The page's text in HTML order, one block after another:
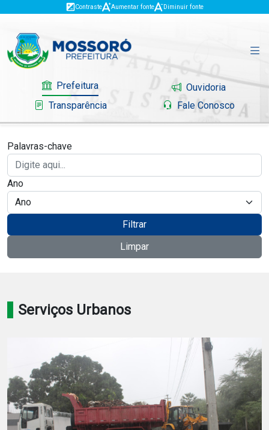
Contraste Aumentar fonte Diminuir fonte
Prefeitura
Ouvidoria
Transparência
Fale Conosco
Governo
Mossoró
Carta de Serviço
Palavras-chave
Ano
Filtrar
Limpar
Serviços Urbanos